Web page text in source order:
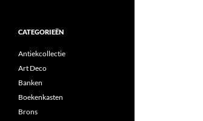
CATEGORIEËN
Antiekcollectie
Art Deco
Banken
Boekenkasten
Brons